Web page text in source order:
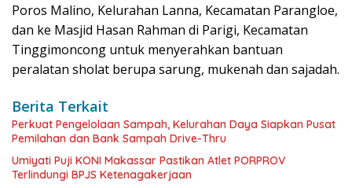
Poros Malino, Kelurahan Lanna, Kecamatan Parangloe,
dan ke Masjid Hasan Rahman di Parigi, Kecamatan
Tinggimoncong untuk menyerahkan bantuan
peralatan sholat berupa sarung, mukenah dan sajadah.
Berita Terkait
Perkuat Pengelolaan Sampah, Kelurahan Daya Siapkan Pusat
Pemilahan dan Bank Sampah Drive-Thru
Umiyati Puji KONI Makassar Pastikan Atlet PORPROV
Terlindungi BPJS Ketenagakerjaan